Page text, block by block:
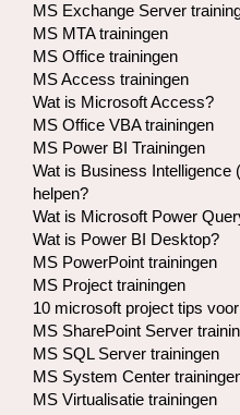
MS Exchange Server
MS MTA trainingen
MS Office trainingen
MS Access trainingen
Wat is Microsoft Access?
MS Office VBA trainingen
MS Power BI Trainingen
Wat is Business Intelligence
helpen?
Wat is Microsoft Power
Wat is Power BI Desktop?
MS PowerPoint trainingen
MS Project trainingen
10 microsoft project tips
MS SharePoint Server
MS SQL Server trainingen
MS System Center
MS Virtualisatie trainingen